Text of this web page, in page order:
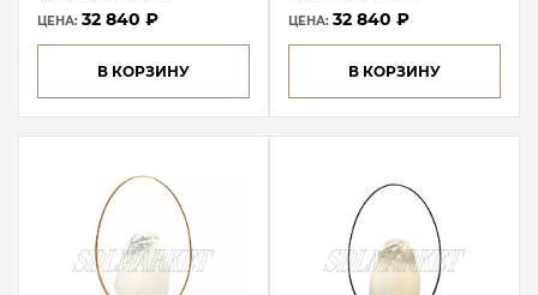
ЦЕНА: 32 840 ₽
В КОРЗИНУ
ЦЕНА: 32 840 ₽
В КОРЗИНУ